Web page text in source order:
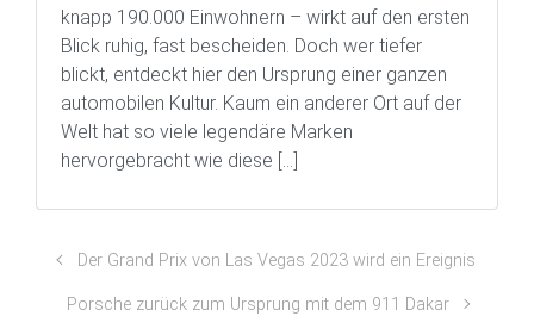
knapp 190.000 Einwohnern – wirkt auf den ersten
Blick ruhig, fast bescheiden. Doch wer tiefer
blickt, entdeckt hier den Ursprung einer ganzen
automobilen Kultur. Kaum ein anderer Ort auf der
Welt hat so viele legendäre Marken
hervorgebracht wie diese […]
Der Grand Prix von Las Vegas 2023 wird ein Ereignis
Porsche zurück zum Ursprung mit dem 911 Dakar